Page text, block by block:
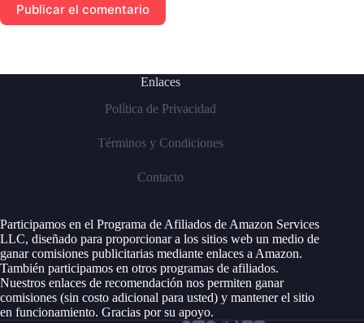
Publicar el comentario
Enlaces
Política de Privacidad
Términos y Condiciones
Contacto
Participamos en el Programa de Afiliados de Amazon Services
LLC, diseñado para proporcionar a los sitios web un medio de
ganar comisiones publicitarias mediante enlaces a Amazon.
También participamos en otros programas de afiliados.
Nuestros enlaces de recomendación nos permiten ganar
comisiones (sin costo adicional para usted) y mantener el sitio
en funcionamiento. Gracias por su apoyo.